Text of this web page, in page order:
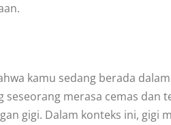
kamu sedang berada
merasa cemas dan
gigi. Dalam konteks ini, gigi